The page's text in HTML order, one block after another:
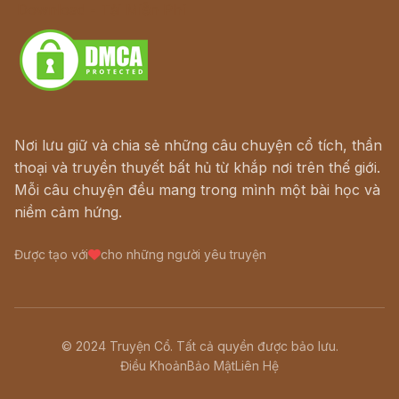
Nơi lưu giữ và chia sẻ những câu chuyện cổ tích, thần
thoại và truyền thuyết bất hủ từ khắp nơi trên thế giới.
Mỗi câu chuyện đều mang trong mình một bài học và
niềm cảm hứng.
Được tạo với cho những người yêu truyện
© 2024 Truyện Cổ. Tất cả quyền được bảo lưu.
Điều KhoảnBảo MậtLiên Hệ